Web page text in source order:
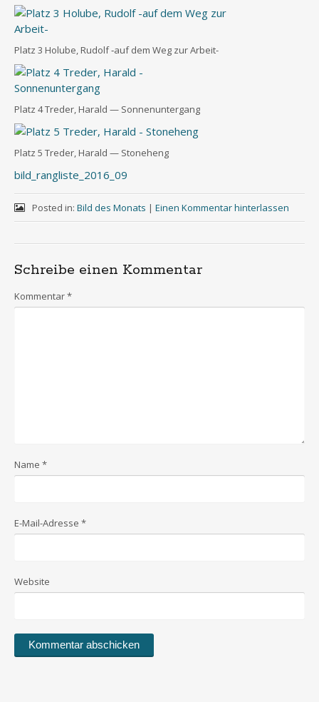
Platz 3 Holu­be, Rudolf ‑auf dem Weg zur Arbeit-
Platz 4 Tre­der, Harald — Sonnenuntergang
Platz 5 Tre­der, Harald — Stoneheng
bild_rangliste_2016_09
Posted in: Bild des Monats | Einen Kommentar hinterlassen
Schreibe einen Kommentar
Kommentar*
Name *
E-Mail-Adresse *
Website